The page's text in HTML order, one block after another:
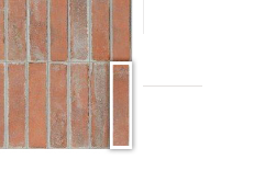
COTTO